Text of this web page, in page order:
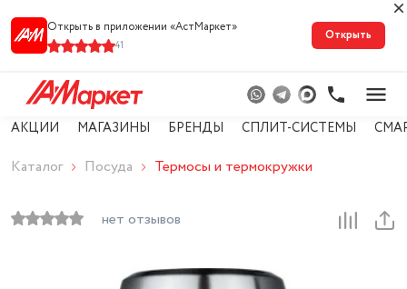
Открыть в приложении «АстМарке‪т‬»
41
Открыть
АКЦИИ МАГАЗИНЫ БРЕНДЫ СПЛИТ-СИСТЕМЫ
Каталог Посуда Термосы и термокружки
нет отзывов